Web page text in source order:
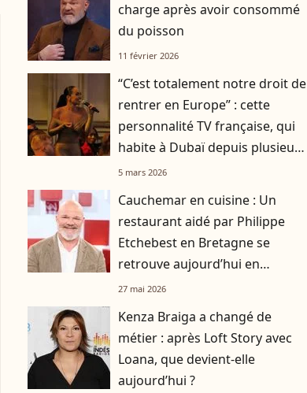
charge après avoir consommé
du poisson
11 février 2026
“C’est totalement notre droit de
rentrer en Europe” : cette
personnalité TV française, qui
habite à Dubaï depuis plusieurs
années, sort de sa réserve
5 mars 2026
Cauchemar en cuisine : Un
restaurant aidé par Philippe
Etchebest en Bretagne se
retrouve aujourd’hui en
liquidation
27 mai 2026
Kenza Braiga a changé de
métier : après Loft Story avec
Loana, que devient-elle
aujourd’hui ?